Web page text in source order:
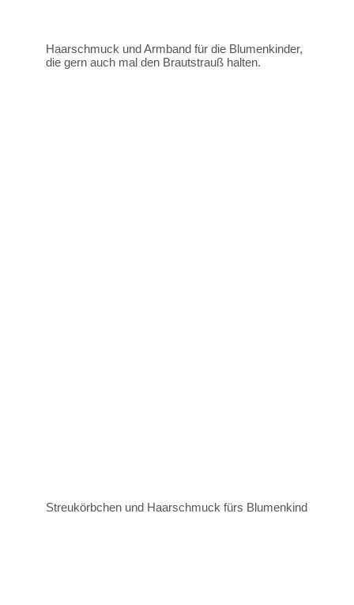
Haarschmuck und Armband für die Blumenkinder,
die gern auch mal den Brautstrauß halten.
Streukörbchen und Haarschmuck fürs Blumenkind